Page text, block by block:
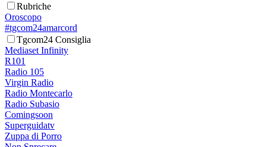
Rubriche
Oroscopo
#tgcom24amarcord
Tgcom24 Consiglia
Mediaset Infinity
R101
Radio 105
Virgin Radio
Radio Montecarlo
Radio Subasio
Comingsoon
Superguidatv
Zuppa di Porro